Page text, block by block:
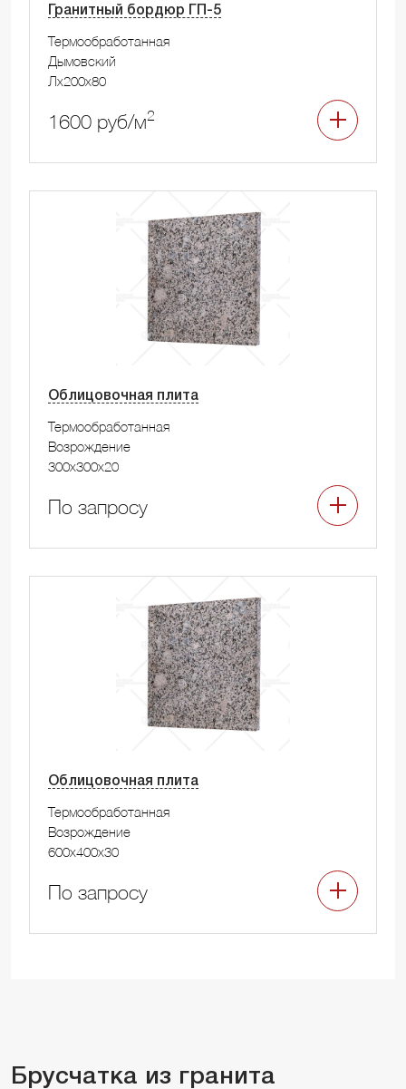
Гранитный бордюр ГП-5
Термообработанная
Дымовский
Лx200x80
1600 руб/м2
Облицовочная плита
Термообработанная
Возрождение
300x300x20
По запросу
Облицовочная плита
Термообработанная
Возрождение
600x400x30
По запросу
Брусчатка из гранита